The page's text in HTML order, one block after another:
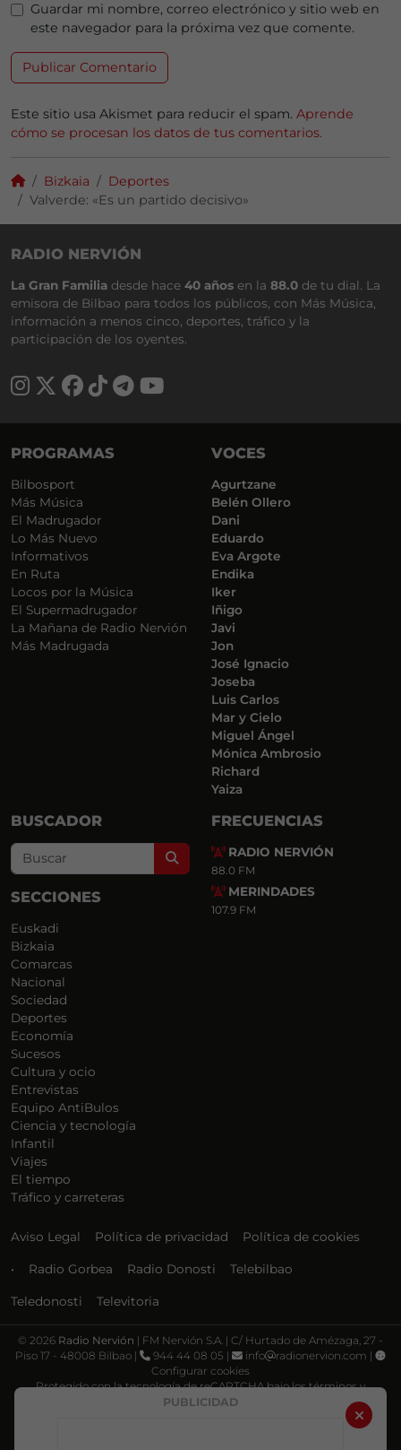
PUBLICIDAD
Guardar mi nombre, correo electrónico y sitio web en
este navegador para la próxima vez que comente.
Este sitio usa Akismet para reducir el spam. Aprende
cómo se procesan los datos de tus comentarios.
Bizkaia
Deportes
Valverde: «Es un partido decisivo»
RADIO NERVIÓN
La Gran Familia desde hace 40 años en la 88.0 de tu dial. La
emisora de Bilbao para todos los públicos, con Más Música,
información a menos cinco, deportes, tráfico y la
participación de los oyentes.
PROGRAMAS
Bilbosport
Más Música
El Madrugador
Lo Más Nuevo
Informativos
En Ruta
Locos por la Música
El Supermadrugador
La Mañana de Radio Nervión
Más Madrugada
VOCES
Agurtzane
Belén Ollero
Dani
Eduardo
Eva Argote
Endika
Iker
Iñigo
Javi
Jon
José Ignacio
Joseba
Luis Carlos
Mar y Cielo
Miguel Ángel
Mónica Ambrosio
Richard
Yaiza
BUSCADOR
Search
SECCIONES
Euskadi
Bizkaia
Comarcas
Nacional
Sociedad
Deportes
Economía
Sucesos
Cultura y ocio
Entrevistas
Equipo AntiBulos
Ciencia y tecnología
Infantil
Viajes
El tiempo
Tráfico y carreteras
FRECUENCIAS
RADIO NERVIÓN
88.0 FM
MERINDADES
107.9 FM
Aviso Legal Política de privacidad Política de cookies
• Radio Gorbea Radio Donosti Telebilbao
Teledonosti Televitoria
© 2026 Radio Nervión | FM Nervión S.A. | C/ Hurtado de Amézaga, 27 -
Piso 17 - 48008 Bilbao |
944 44 08 05 | info
radionervion.com |
Configurar cookies
Protegido con la tecnología de reCAPTCHA bajo los términos y
Política de privacidad Términos de servicio